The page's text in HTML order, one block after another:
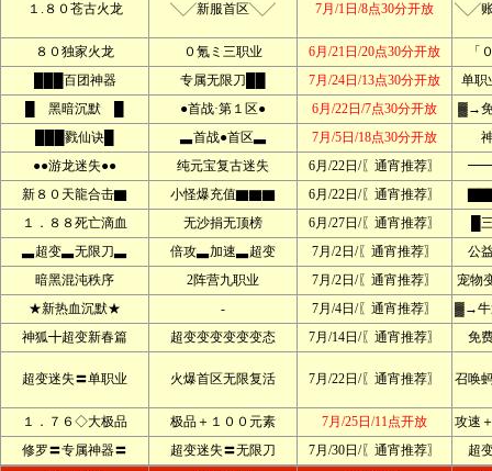
１.８０苍古火龙 ╲╱新服首区╲╱ 7月/1日/8点30分开放 ╲╱
８０独家火龙 ０氪ミ三职业 6月/21日/20点30分开放
「
███百团神器
专属无限刀██ 7月/24日/13点30分开放
单
█ 黑暗沉默 █
●首战·第１区● 6月/22日/7点30分开放
▓→
███戮仙诀█
▃首战●首区▃ 7月/5日/18点30分开放
●●游龙迷失●●
纯元宝复古迷失 6月/22日/〖通宵推荐〗
━━
新８０天龍合击▇
小怪爆充值▇▇▇ 6月/22日/〖通宵推荐〗
１．８８死亡滴血
无沙捐无顶榜 6月/27日/〖通宵推荐〗
█
▃超变▃无限刀▃
倍攻▃加速▃超变 7月/2日/〖通宵推荐〗
公
暗黑混沌秩序
2阵营九职业 7月/2日/〖通宵推荐〗
宠物
★新热血沉默★
- 7月/4日/〖通宵推荐〗
▓→牛
神狐╋超变新春篇
超变变变变变变态 7月/14日/〖通宵推荐〗 免
超变迷失〓单职业 火爆首区无限复活 7月/22日/〖通宵推荐〗 召唤
１．７６◇大极品 极品＋１００元素 7月/25日/11点开放
攻速
修罗〓专属神器〓
超变迷失〓无限刀 7月/30日/〖通宵推荐〗
超